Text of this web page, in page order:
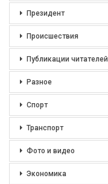
Президент
Происшествия
Публикации читателей
Разное
Спорт
Транспорт
Фото и видео
Экономика